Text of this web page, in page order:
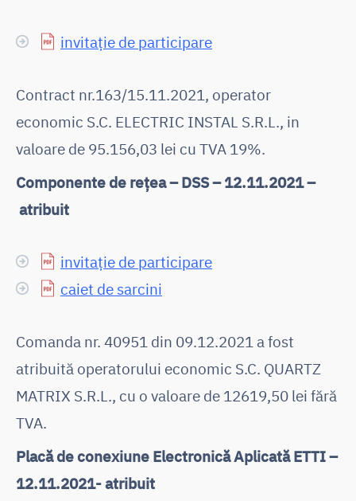
invitație de participare
Contract nr.163/15.11.2021, operator
economic S.C. ELECTRIC INSTAL S.R.L., in
valoare de 95.156,03 lei cu TVA 19%.
Componente de rețea – DSS – 12.11.2021 –
atribuit
invitație de participare
caiet de sarcini
Comanda nr. 40951 din 09.12.2021 a fost
atribuită operatorului economic S.C. QUARTZ
MATRIX S.R.L., cu o valoare de 12619,50 lei fără
TVA.
Placă de conexiune Electronică Aplicată ETTI –
12.11.2021- atribuit